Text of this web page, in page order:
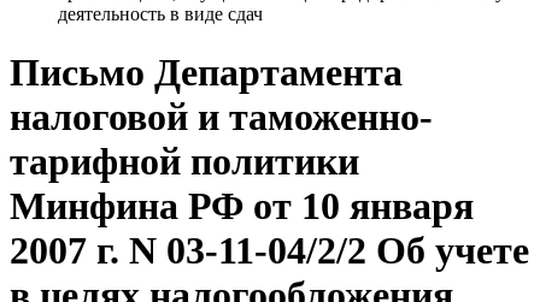
деятельность в виде сдач
Письмо Департамента
налоговой и таможенно-
тарифной политики
Минфина РФ от 10 января
2007 г. N 03-11-04/2/2 Об учете